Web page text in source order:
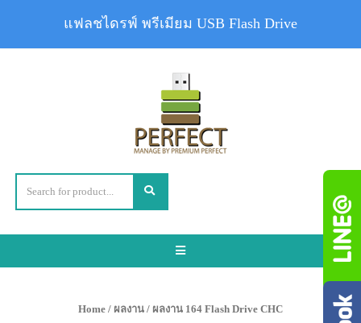
Toggle
Home / ผลงาน / ผลงาน 164 Flash Drive CHC
แฟลชไดรฟ์ พรีเมียม USB Flash Drive